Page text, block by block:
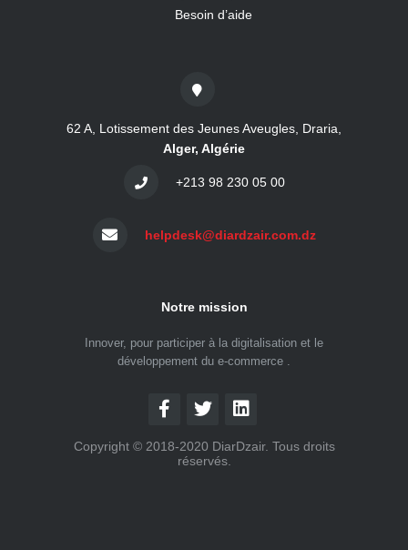
Besoin d’aide
62 A, Lotissement des Jeunes Aveugles, Draria,
Alger, Algérie
+213 98 230 05 00
helpdesk@diardzair.com.dz
Notre mission
Innover, pour participer à la digitalisation et le
développement du e-commerce .
Copyright © 2018-2020 DiarDzair. Tous droits
réservés.